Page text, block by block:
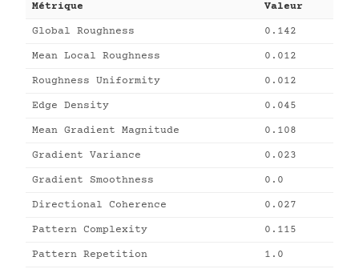
Métrique Valeur
Global Roughness 0.142
Mean Local Roughness 0.012
Roughness Uniformity 0.012
Edge Density 0.045
Mean Gradient Magnitude 0.108
Gradient Variance 0.023
Gradient Smoothness 0.0
Directional Coherence 0.027
Pattern Complexity 0.115
Pattern Repetition 1.0